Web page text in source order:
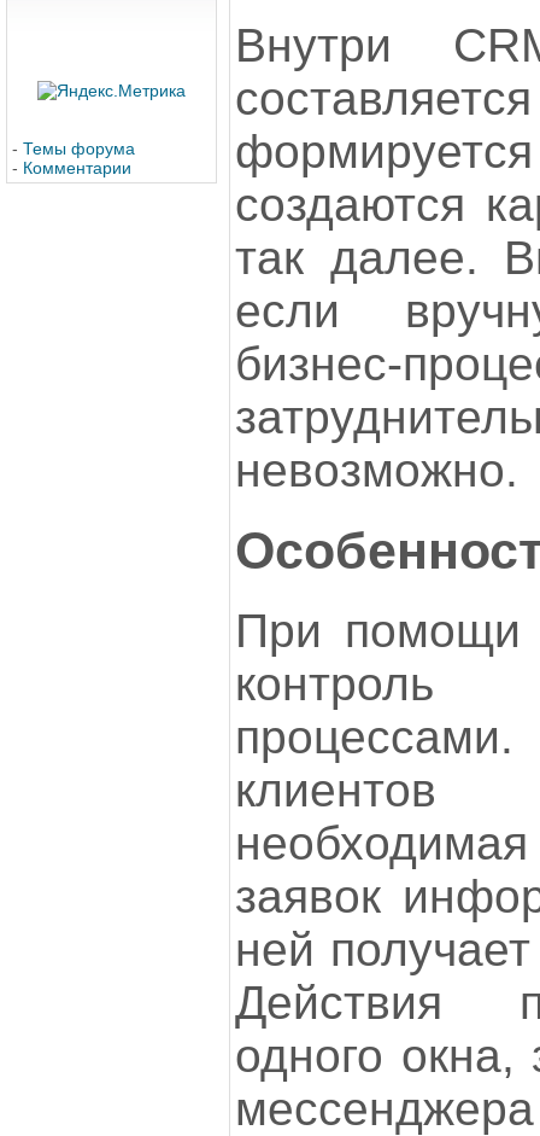
- Темы форума
- Комментарии
Внутри
создаются
так далее.
если
бизнес-
невозможно.
При помощи
заявок
ней
Действия
одного окна,